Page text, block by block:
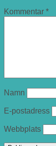
Kommentar *
Namn
E-postadress
Webbplats